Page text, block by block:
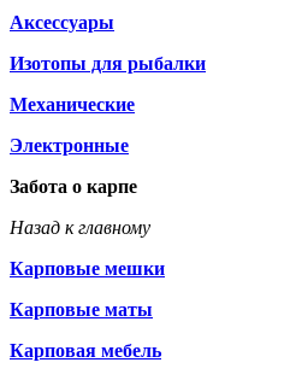
Аксессуары
Изотопы для рыбалки
Механические
Электронные
Забота о карпе
Назад к главному
Карповые мешки
Карповые маты
Карповая мебель